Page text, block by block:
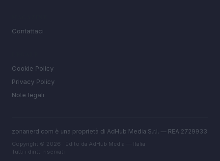
Contattaci
Cookie Policy
Privacy Policy
Note legali
zonanerd.com è una proprietà di AdHub Media S.r.l. — REA 2729933
Copyright © 2026 · Edito da AdHub Media — Italia
Tutti i diritti riservati